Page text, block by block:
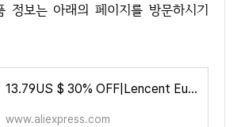
정보는 아래의 페이지를 방문하시기
13.79US $ 30% OFF|Lencent Eu Plug Power Strip With 3 Ac Outlets +3 Usb Charging Ports+ 1 Type C 5v 2.4a Adapter 7-in-1 Plug Sock
www.aliexpress.com